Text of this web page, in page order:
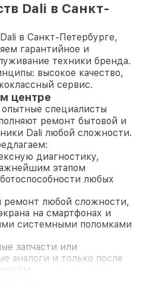
Dali в Санкт-
в Санкт-Петербурге,
гарантийное и
техники бренда.
высокое качество,
сервис.
центре
специалисты
ремонт бытовой и
Dali любой сложности.
диагностику,
этапом
любых
ремонт любой сложности,
на смартфонах и
системными поломками
запчасти или
аналоги и только после
комплектующие